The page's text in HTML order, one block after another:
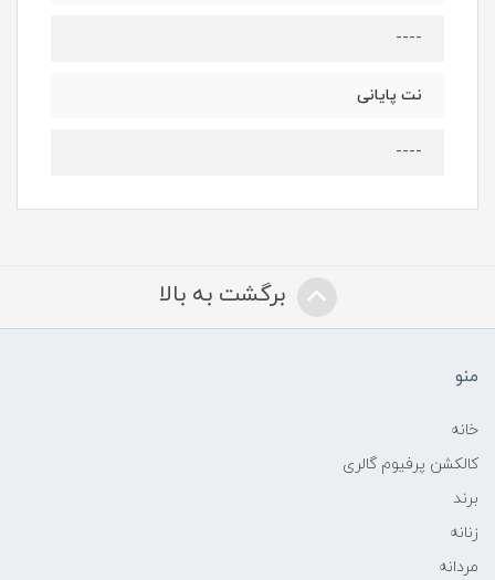
----
نت پایانی
----
برگشت به بالا
منو
خانه
کالکشن پرفیوم گالری
برند
زنانه
مردانه